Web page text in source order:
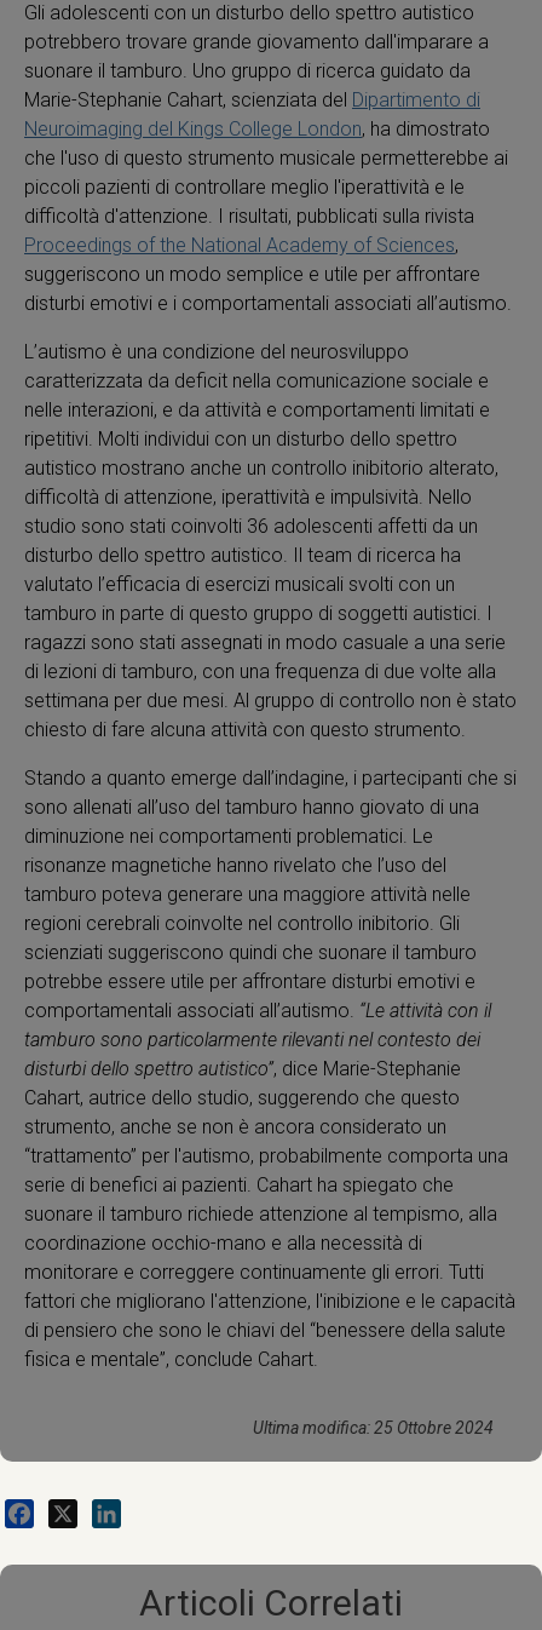
Ultima modifica: 25 Ottobre 2024
Gli adolescenti con un disturbo dello spettro autistico
potrebbero trovare grande giovamento dall'imparare a
suonare il tamburo. Uno gruppo di ricerca guidato da
Marie-Stephanie Cahart, scienziata del Dipartimento di
Neuroimaging del Kings College London, ha dimostrato
che l'uso di questo strumento musicale permetterebbe ai
piccoli pazienti di controllare meglio l'iperattività e le
difficoltà d'attenzione. I risultati, pubblicati sulla rivista
Proceedings of the National Academy of Sciences,
suggeriscono un modo semplice e utile per affrontare
disturbi emotivi e i comportamentali associati all’autismo.
L’autismo è una condizione del neurosviluppo
caratterizzata da deficit nella comunicazione sociale e
nelle interazioni, e da attività e comportamenti limitati e
ripetitivi. Molti individui con un disturbo dello spettro
autistico mostrano anche un controllo inibitorio alterato,
difficoltà di attenzione, iperattività e impulsività. Nello
studio sono stati coinvolti 36 adolescenti affetti da un
disturbo dello spettro autistico. Il team di ricerca ha
valutato l’efficacia di esercizi musicali svolti con un
tamburo in parte di questo gruppo di soggetti autistici. I
ragazzi sono stati assegnati in modo casuale a una serie
di lezioni di tamburo, con una frequenza di due volte alla
settimana per due mesi. Al gruppo di controllo non è stato
chiesto di fare alcuna attività con questo strumento.
Stando a quanto emerge dall’indagine, i partecipanti che si
sono allenati all’uso del tamburo hanno giovato di una
diminuzione nei comportamenti problematici. Le
risonanze magnetiche hanno rivelato che l’uso del
tamburo poteva generare una maggiore attività nelle
regioni cerebrali coinvolte nel controllo inibitorio. Gli
scienziati suggeriscono quindi che suonare il tamburo
potrebbe essere utile per affrontare disturbi emotivi e
comportamentali associati all’autismo. “Le attività con il
tamburo sono particolarmente rilevanti nel contesto dei
disturbi dello spettro autistico”, dice Marie-Stephanie
Cahart, autrice dello studio, suggerendo che questo
strumento, anche se non è ancora considerato un
“trattamento” per l'autismo, probabilmente comporta una
serie di benefici ai pazienti. Cahart ha spiegato che
suonare il tamburo richiede attenzione al tempismo, alla
coordinazione occhio-mano e alla necessità di
monitorare e correggere continuamente gli errori. Tutti
fattori che migliorano l'attenzione, l'inibizione e le capacità
di pensiero che sono le chiavi del “benessere della salute
fisica e mentale”, conclude Cahart.
Articoli Correlati